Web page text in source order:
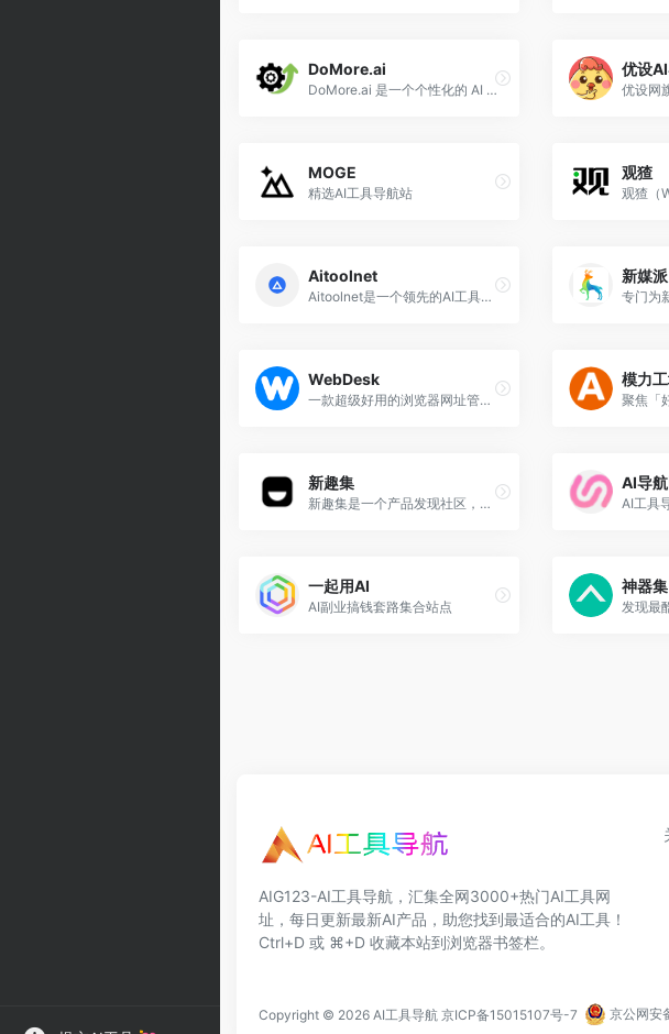
DoMore.ai
DoMore.ai 是一个个性化的 AI 工具目录
优设
MOGE
精选AI工具导航站
观猹
Aitoolnet
Aitoolnet是一个领先的AI工具目录和搜索引擎，拥有超过10,000+人工智能工具。
新媒派
WebDesk
一款超级好用的浏览器网址管理工具，以APP图标自定义浏览器主页和个性化Tab标签页。
模力
新趣集
新趣集是一个产品发现社区，发现最新的网站，移动 App和技术产品
AI导
AI工具
一起用AI
AI副业搞钱套路集合站点
神器集
AIG123-AI工具导航，汇集全网3000+热门AI工具网
址，每日更新最新AI产品，助您找到最适合的AI工具！
Ctrl+D 或 ⌘+D 收藏本站到浏览器书签栏。
Copyright © 2026 AI工具导航 京ICP备15015107号-7 京公网安